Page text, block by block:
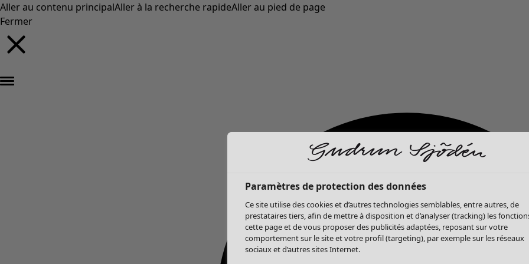
Aller au contenu principalAller à la recherche rapideAller au pied de page
Fermer
Paramètres de protection des données
Ce site utilise des cookies et d’autres technologies semblables, entre autres, de
prestataires tiers, afin de mettre à disposition et d’analyser (tracking) les
cette page et de vous proposer des publicités adaptées, reposant sur votre
comportement sur le site et votre profil (targeting), par exemple sur les réseaux
sociaux et d’autres sites Internet.